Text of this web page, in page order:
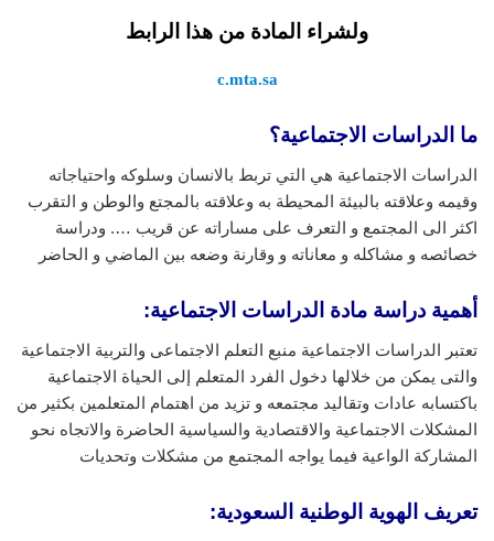
ولشراء المادة من هذا الرابط
c.mta.sa
ما الدراسات الاجتماعية؟
الدراسات الاجتماعية هي التي تربط بالانسان وسلوكه واحتياجاته
وقيمه وعلاقته بالبيئة المحيطة به وعلاقته بالمجتع والوطن و التقرب
اكثر الى المجتمع و التعرف على مساراته عن قريب …. ودراسة
خصائصه و مشاكله و معاناته و وقارنة وضعه بين الماضي و الحاضر
أهمية دراسة مادة الدراسات الاجتماعية:
تعتبر الدراسات الاجتماعية منبع التعلم الاجتماعى والتربية الاجتماعية
والتى يمكن من خلالها دخول الفرد المتعلم إلى الحياة الاجتماعية
باكتسابه عادات وتقاليد مجتمعه و تزيد من اهتمام المتعلمين بكثير من
المشكلات الاجتماعية والاقتصادية والسياسية الحاضرة والاتجاه نحو
المشاركة الواعية فيما يواجه المجتمع من مشكلات وتحديات
تعريف الهوية الوطنية السعودية: